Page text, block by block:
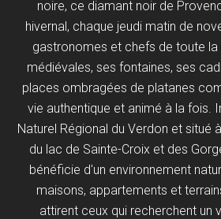
noire, ce diamant noir de
hivernal, chaque jeudi matin de
gastronomes et chefs de toute la
médiévales, ses fontaines, ses
places ombragées de platanes
vie authentique et animé à la fois.
Naturel Régional du Verdon et situé
du lac de Sainte-Croix et des
bénéficie d'un environnement
maisons, appartements et
attirent ceux qui recherchent un